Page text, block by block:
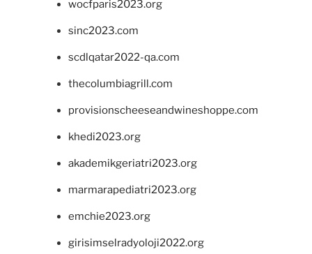
wocfparis2023.org
sinc2023.com
scdlqatar2022-qa.com
thecolumbiagrill.com
provisionscheeseandwineshoppe.com
khedi2023.org
akademikgeriatri2023.org
marmarapediatri2023.org
emchie2023.org
girisimselradyoloji2022.org